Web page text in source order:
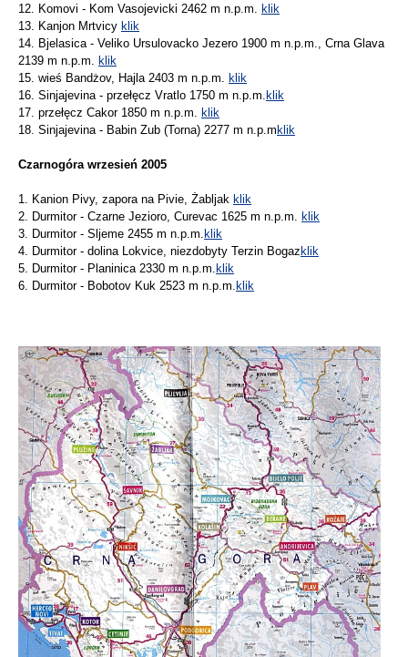
12. Komovi - Kom Vasojevicki 2462 m n.p.m.
klik
13. Kanjon Mrtvicy klik
14. Bjelasica - Veliko Ursulovacko Jezero 1900 m n.p.m., Crna Glava
2139 m n.p.m.
klik
15. wieś Bandżov, Hajla 2403 m n.p.m.
klik
16. Sinjajevina - przełęcz Vratlo 1750 m n.p.m. klik
17. przełęcz Cakor 1850 m n.p.m.
klik
18. Sinjajevina - Babin Zub (Torna) 2277 m n.p.m klik
Czarnogóra wrzesień 2005
1. Kanion Pivy, zapora na Pivie, Żabljak klik
2. Durmitor - Czarne Jezioro, Curevac 1625 m n.p.m.
klik
3. Durmitor - Sljeme 2455 m n.p.m. klik
4. Durmitor - dolina Lokvice, niezdobyty Terzin Bogaz klik
5. Durmitor - Planinica 2330 m n.p.m. klik
6. Durmitor - Bobotov Kuk 2523 m n.p.m. klik